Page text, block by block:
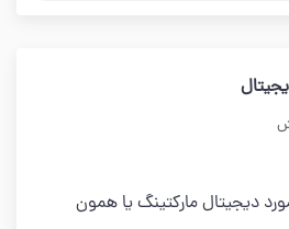
ديجيتال ماركتينگ يا همون